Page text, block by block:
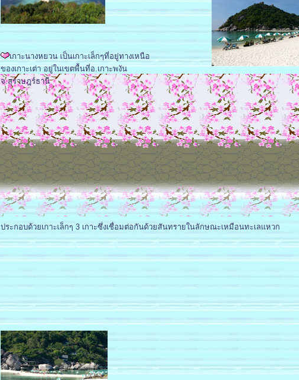
เกาะนางหยวน เป็นเกาะเล็กๆที่อยู่ทางเหนือ
ของเกาะเต่า อยู่ในเขตพื้นที่อ.เกาะพงัน
จ.สุราษฎร์ธานี
ประกอบด้วยเกาะเล็กๆ 3 เกาะซึ่งเชื่อมต่อกันด้วยสันทรายในลักษณะเหมือนทะเลแหวก